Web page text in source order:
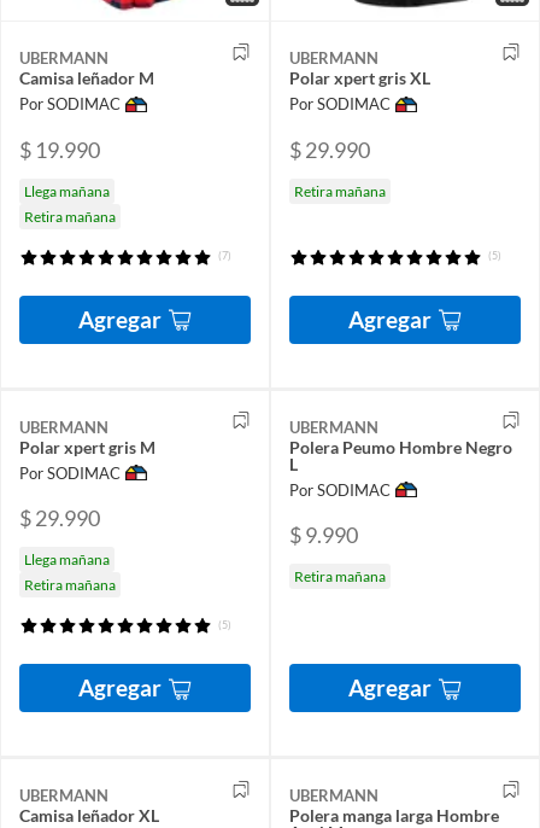
UBERMANN
Camisa leñador M
Por SODIMAC
$ 19.990
Llega mañana
Retira mañana
(7)
Agregar
UBERMANN
Polar xpert gris XL
Por SODIMAC
$ 29.990
Retira mañana
(5)
Agregar
UBERMANN
Polar xpert gris M
Por SODIMAC
$ 29.990
Llega mañana
Retira mañana
(5)
Agregar
UBERMANN
Polera Peumo Hombre Negro
L
Por SODIMAC
$ 9.990
Retira mañana
Agregar
UBERMANN
Camisa leñador XL
UBERMANN
Polera manga larga Hombre